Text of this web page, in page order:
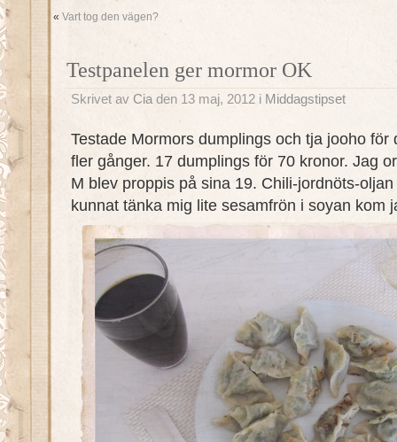
« Vart tog den vägen?
Testpanelen ger mormor OK
Skrivet av Cia den 13 maj, 2012 i Middagstipset
Testade Mormors dumplings och tja jooho för
fler gånger. 17 dumplings för 70 kronor. Jag
M blev proppis på sina 19. Chili-jordnöts-
kunnat tänka mig lite sesamfrön i soyan kom